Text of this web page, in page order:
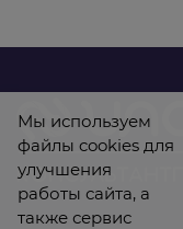
Мы используем
файлы cookies для
улучшения
работы сайта, а
также сервис